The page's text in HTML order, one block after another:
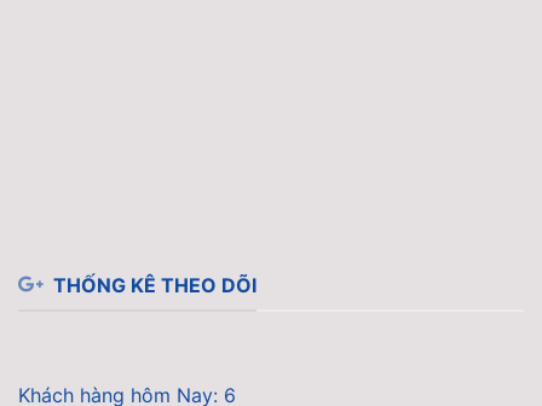
THỐNG KÊ THEO DÕI
Khách hàng hôm Nay: 6